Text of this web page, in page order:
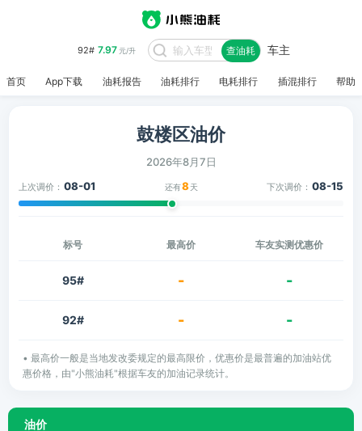
92# 7.97元/升 查油耗 车主
首页 App下载 油耗报告 油耗排行 电耗排行 插混排行 帮助
鼓楼区油价
2026年8月7日
上次调价： 08-01 还有8 天 下次调价： 08-15
标号 最高价 车友实测优惠价
95# - -
92# - -
• 最高价一般是当地发改委规定的最高限价，优惠价是最普遍的加油站优
惠价格，由"小熊油耗"根据车友的加油记录统计。
油价